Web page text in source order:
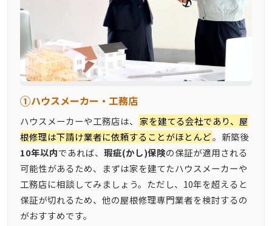
①ハウスメーカー・工務店
ハウスメーカーや工務店は、
家を建てる会社であり、屋
根修理は下請け業者に依頼することがほとんど。新築後
10年以内であれば、 瑕疵(かし)保険の保証が適用される
可能性があるため、まずは家を建てたハウスメーカーや
工務店に相談してみましょう。ただし、10年を超えると
保証が切れるため、他の屋根修理専門業者を検討するの
がおすすめです。